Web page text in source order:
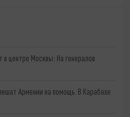
центре Москвы: На генералов
Армении на помощь. В Карабахе